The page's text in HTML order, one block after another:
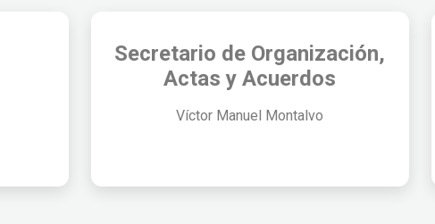
Secretario de Organización,
Actas y Acuerdos
Víctor Manuel Montalvo